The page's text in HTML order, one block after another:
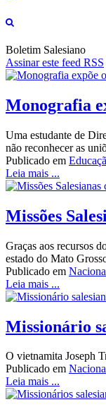
Boletim Salesiano
Assinar este feed RSS
Monografia
Uma estudante de
não reconhecer as
Publicado em
Leia mais ...
Missões
Graças aos recursos
estado do Mato
Publicado em
Leia mais ...
Missionário
O vietnamita Joseph
Publicado em
Leia mais ...